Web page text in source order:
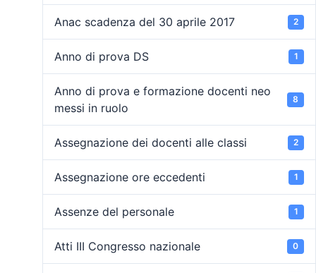
Anac scadenza del 30 aprile 2017 2
Anno di prova DS 1
Anno di prova e formazione docenti neo
messi in ruolo
8
Assegnazione dei docenti alle classi 2
Assegnazione ore eccedenti 1
Assenze del personale 1
Atti III Congresso nazionale 0